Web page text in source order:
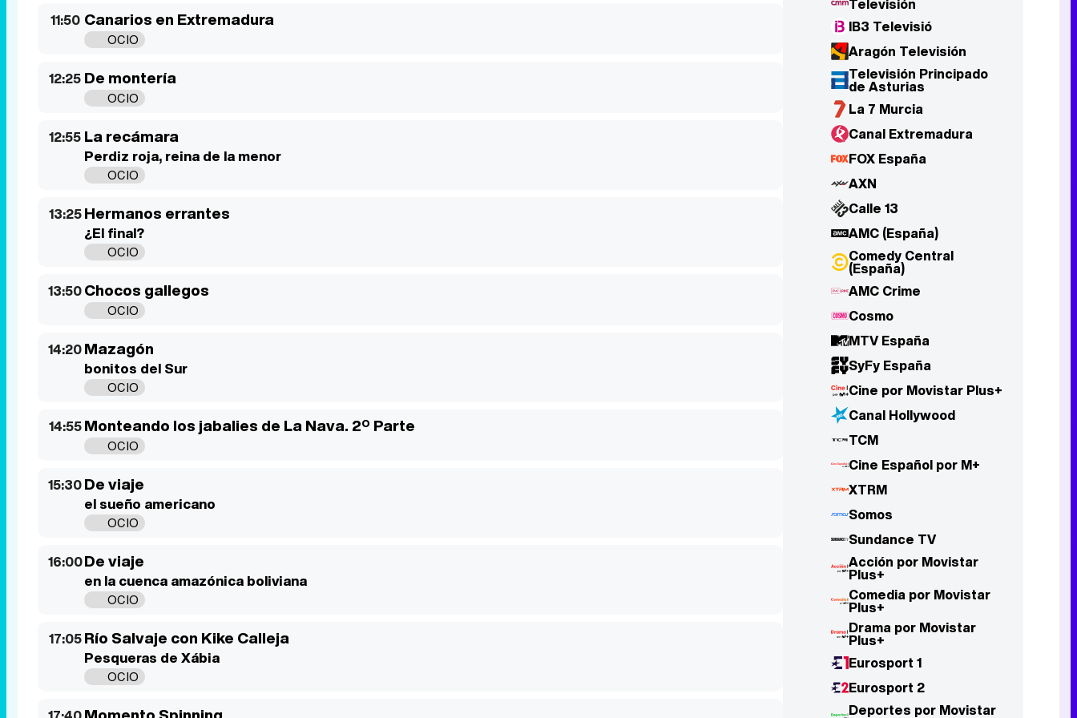
11:50 Canarios en Extremadura
OCIO
12:25 De montería
OCIO
12:55 La recámara
Perdiz roja, reina de la menor
OCIO
13:25Hermanos errantes
¿El final?
OCIO
13:50Chocos gallegos
OCIO
14:20Mazagón
bonitos del Sur
OCIO
14:55Monteando los jabalies de La Nava. 2º Parte
OCIO
15:30De viaje
el sueño americano
OCIO
16:00De viaje
en la cuenca amazónica boliviana
OCIO
17:05Río Salvaje con Kike Calleja
Pesqueras de Xábia
OCIO
Televisión
IB3 Televisió
Aragón Televisión
Televisión Principado
de Asturias
La 7 Murcia
Canal Extremadura
FOX España
AXN
Calle 13
AMC (España)
Comedy Central
(España)
AMC Crime
Cosmo
MTV España
SyFy España
Cine por Movistar Plus+
Canal Hollywood
TCM
Cine Español por M+
XTRM
Somos
Sundance TV
Acción por Movistar
Plus+
Comedia por Movistar
Plus+
Drama por Movistar
Plus+
Eurosport 1
Eurosport 2
Deportes por Movistar